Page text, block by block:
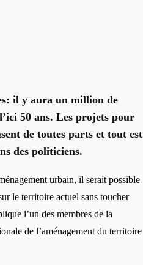
il y aura un million de
50 ans. Les projets pour
de toutes parts et tout est
des politiciens.
urbain, il serait possible
le territoire actuel sans toucher
l’un des membres de la
de l’aménagement du territoire